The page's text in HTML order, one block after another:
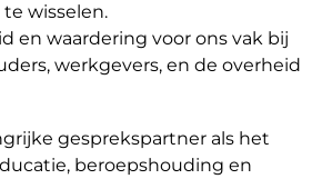
wisselen.
en waardering voor ons vak bij
werkgevers, en de overheid
gesprekspartner als het
beroepshouding en